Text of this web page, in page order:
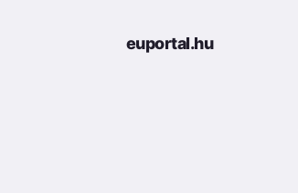
euportal.hu